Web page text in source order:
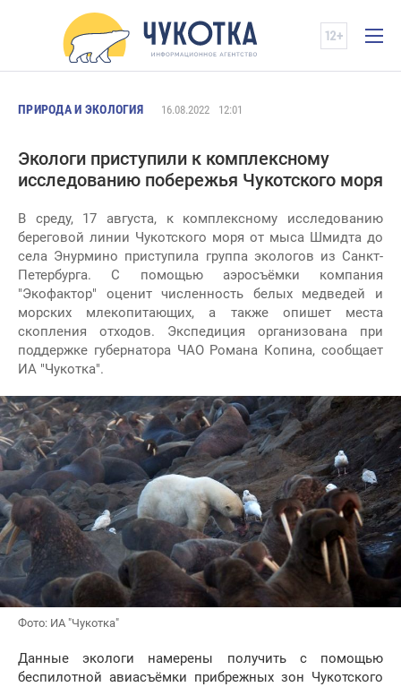
ПРИРОДА И ЭКОЛОГИЯ 16.08.2022 12:01
Экологи приступили к комплексному
исследованию побережья Чукотского моря
В среду, 17 августа, к комплексному исследованию
береговой линии Чукотского моря от мыса Шмидта до
села Энурмино приступила группа экологов из Санкт-
Петербурга. С помощью аэросъёмки компания
"Экофактор" оценит численность белых медведей и
морских млекопитающих, а также опишет места
скопления отходов. Экспедиция организована при
поддержке губернатора ЧАО Романа Копина, сообщает
ИА "Чукотка".
Фото: ИА "Чукотка"
Данные экологи намерены получить с помощью
беспилотной авиасъёмки прибрежных зон Чукотского